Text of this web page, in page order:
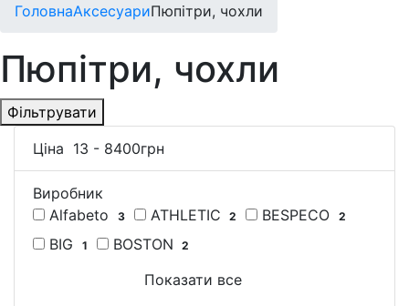
ГоловнаАксесуариПюпітри, чохли
Пюпітри, чохли
Фільтрувати
Ціна 13 - 8400грн
Виробник
Alfabeto
3 ATHLETIC 2 BESPECO 2
BIG 1 BOSTON 2
Показати все